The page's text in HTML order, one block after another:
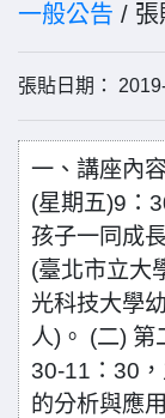
一般公告 / 張
張貼日期：
一、講座內
(星期五)9：
孩子一同成
(臺北市立大
光科技大學
人)。 (二) 第
30-11：30
的分析與應